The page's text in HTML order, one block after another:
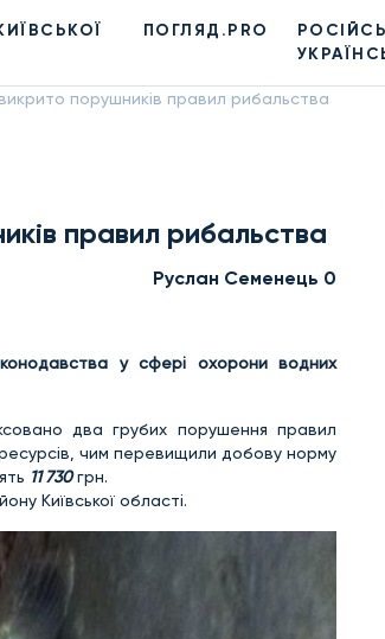
ПОГЛЯД.PRO
порушників правил рибальства
правил рибальства
Руслан Семенець 0
у сфері охорони водних
два грубих порушення правил
чим перевищили добову норму
11 730грн.
Київської області.